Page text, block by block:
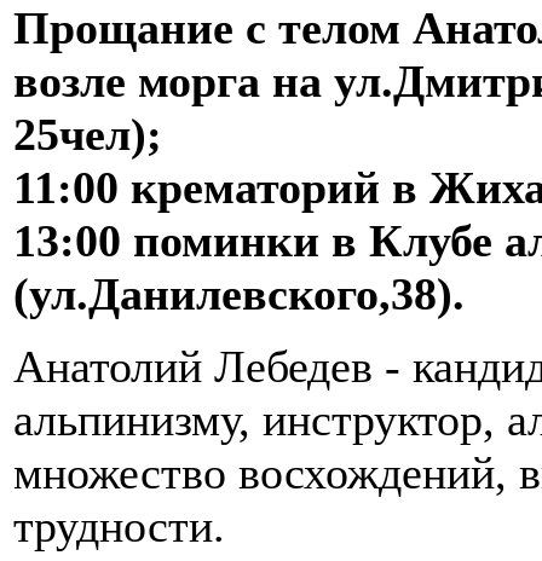
Прощание с телом
возле морга на
25чел);
11:00 крематорий в
13:00 поминки в Клубе
(ул.Данилевского,38).
Анатолий Лебедев -
альпинизму, инструктор,
множество восхождений,
трудности.